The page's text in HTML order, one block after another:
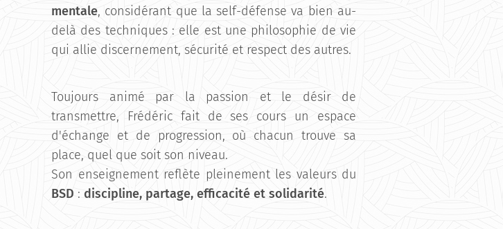
mentale, considérant que la self-défense va bien au-
delà des techniques : elle est une philosophie de vie
qui allie discernement, sécurité et respect des autres.
Toujours animé par la passion et le désir de
transmettre, Frédéric fait de ses cours un espace
d'échange et de progression, où chacun trouve sa
place, quel que soit son niveau.
Son enseignement reflète pleinement les valeurs du
BSD : discipline, partage, efficacité et solidarité.